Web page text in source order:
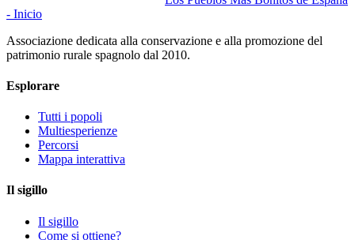
- Inicio
Associazione dedicata alla conservazione e alla promozione del
patrimonio rurale spagnolo dal 2010.
Esplorare
Tutti i popoli
Multiesperienze
Percorsi
Mappa interattiva
Il sigillo
Il sigillo
Come si ottiene?